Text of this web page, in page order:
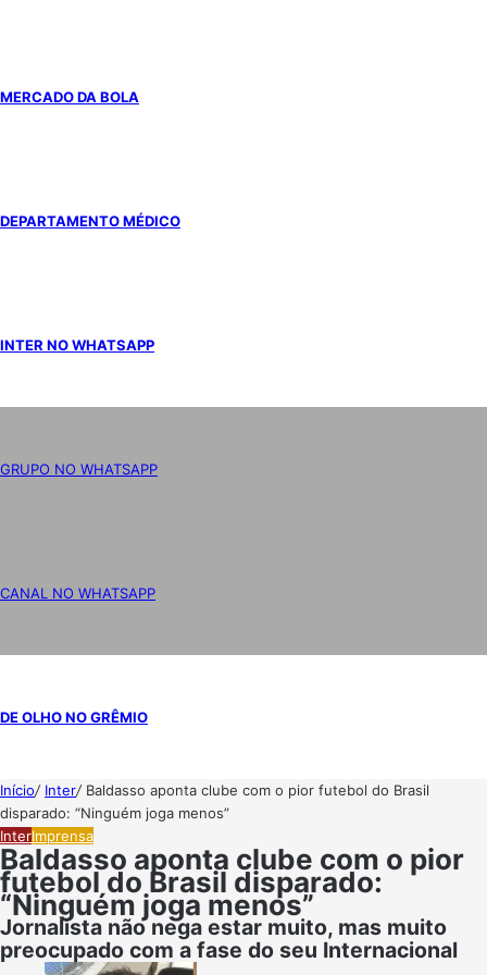
MERCADO DA BOLA
DEPARTAMENTO MÉDICO
INTER NO WHATSAPP
GRUPO NO WHATSAPP
CANAL NO WHATSAPP
DE OLHO NO GRÊMIO
Início/ Inter/ Baldasso aponta clube com o pior futebol do Brasil
disparado: “Ninguém joga menos”
InterImprensa
Baldasso aponta clube com o pior
futebol do Brasil disparado:
“Ninguém joga menos”
Jornalista não nega estar muito, mas muito
preocupado com a fase do seu Internacional